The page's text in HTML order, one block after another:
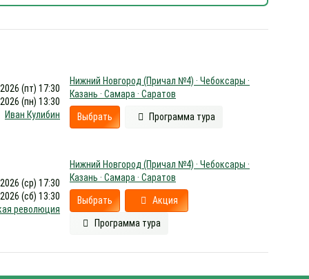
(пт) 17:30
(пн) 13:30
Иван Кулибин
Нижний Новгород (Причал №4) · Чебоксары ·
Казань · Самара · Саратов
Выбрать Программа тура
(ср) 17:30
(сб) 13:30
революция
Нижний Новгород (Причал №4) · Чебоксары ·
Казань · Самара · Саратов
Выбрать Акция
Программа тура